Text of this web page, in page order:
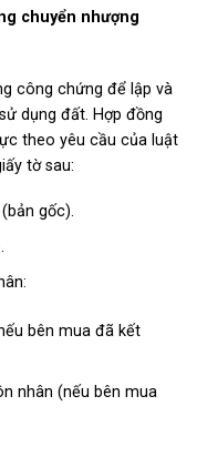
chuyển nhượng
công chứng để lập và
dụng đất. Hợp đồng
theo yêu cầu của luật
tờ sau:
gốc).
bên mua đã kết
nhân (nếu bên mua